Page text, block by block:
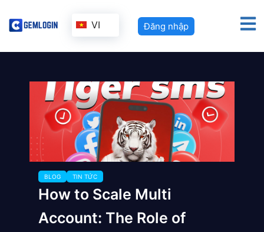
VI Đăng nhập
BLOG TIN TỨC
How to Scale Multi
Account: The Role of